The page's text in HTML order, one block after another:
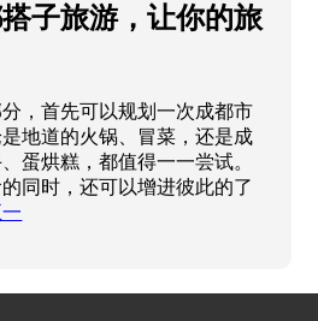
子旅游，让你的旅
，首先可以规划一次成都市
地道的火锅、冒菜，还是成
蛋烘糕，都值得一一尝试。
同时，还可以增进彼此的了